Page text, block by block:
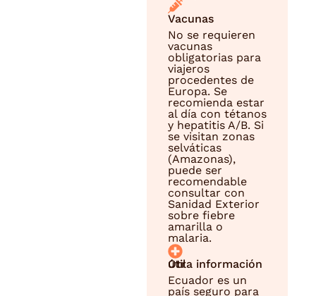
Vacunas
No se requieren
vacunas
obligatorias para
viajeros
procedentes de
Europa. Se
recomienda estar
al día con tétanos
y hepatitis A/B. Si
se visitan zonas
selváticas
(Amazonas),
puede ser
recomendable
consultar con
Sanidad Exterior
sobre fiebre
amarilla o
malaria.
Otra información útil
Ecuador es un
país seguro para